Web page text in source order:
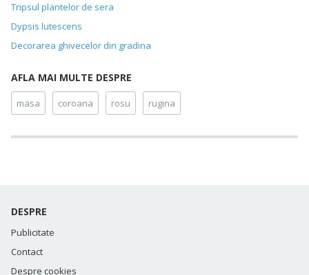
Tripsul plantelor de sera
Dypsis lutescens
Decorarea ghivecelor din gradina
AFLA MAI MULTE DESPRE
masa coroana rosu rugina
DESPRE
Publicitate
Contact
Despre cookies